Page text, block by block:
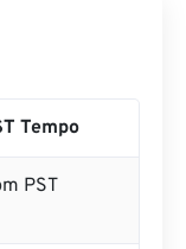
Tempo
PST